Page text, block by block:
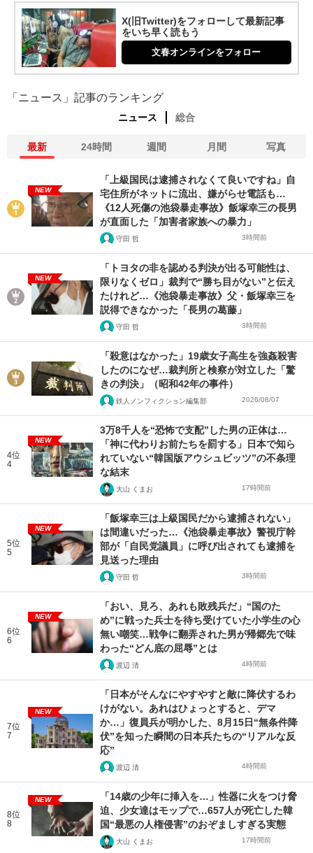
X(旧Twitter)をフォローして最新記事
をいち早く読もう
文春オンラインをフォロー
「ニュース」記事のランキング
ニュース 総合
最新 24時間 週間 月間 写真
NEW
「上級国民は逮捕されなくて良いですね」自
宅住所がネットに流出、嫌がらせ電話も…
《12人死傷の池袋暴走事故》飯塚幸三の長男
が直面した「加害者家族への暴力」
守田 哲 3時間前
NEW
「トヨタの非を認める判決が出る可能性は、
限りなくゼロ」裁判で“勝ち目がない”と伝え
たけれど…《池袋暴走事故》父・飯塚幸三を
説得できなかった「長男の葛藤」
守田 哲 3時間前
「殺意はなかった」19歳女子高生を強姦殺害
したのになぜ…裁判所と検察が対立した「驚
きの判決」（昭和42年の事件）
鉄人ノンフィクション編集部 2026/08/07
4位
4
NEW
3万8千人を“恐怖で支配”した男の正体は…
「神に代わりお前たちを罰する」日本で知ら
れていない“韓国版アウシュビッツ”の不条理
な結末
大山 くまお 17時間前
5位
5
NEW
「飯塚幸三は上級国民だから逮捕されない」
は間違いだった…《池袋暴走事故》警視庁幹
部が「自民党議員」に呼び出されても逮捕を
見送った理由
守田 哲 3時間前
6位
6
NEW
「おい、見ろ、あれも敗残兵だ」“国のた
め”に戦った兵士を待ち受けていた小学生の心
無い嘲笑…戦争に翻弄された男が帰郷先で味
わった“どん底の屈辱”とは
渡辺 清 4時間前
7位
7
NEW
「日本がそんなにやすやすと敵に降伏するわ
けがない。あれはひょっとすると、デマ
か…」復員兵が明かした、8月15日“無条件降
伏”を知った瞬間の日本兵たちの“リアルな反
応”
渡辺 清 4時間前
8位
8
NEW
「14歳の少年に挿入を…」性器に火をつけ脅
迫、少女達はモップで…657人が死亡した韓
国“最悪の人権侵害”のおぞましすぎる実態
大山 くまお 17時間前